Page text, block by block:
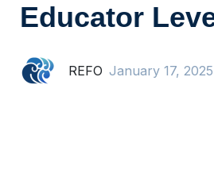
Educator
REFO January 17, 2025